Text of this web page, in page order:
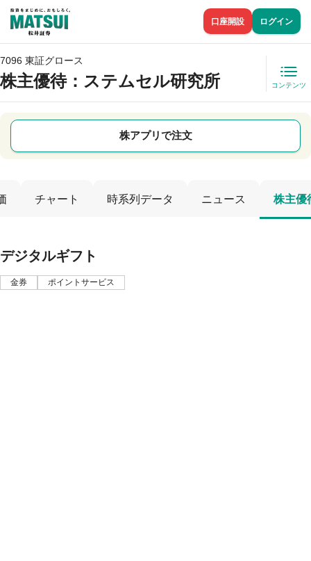
口座開設 ログイン
7096 東証グロース
株主優待：ステムセル研究所 コンテンツ
株アプリで注文
チャート 時系列データ ニュース 株主優
デジタルギフト
金券 ポイントサービス